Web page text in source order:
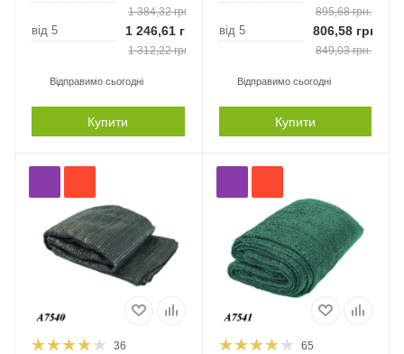
1 384,32грн.
від 5 1 246,61 грн.
1 312,22грн.
Відправимо сьогодні
Купити
895,68грн.
від 5 806,58грн.
849,03грн.
Відправимо сьогодні
Купити
36 65